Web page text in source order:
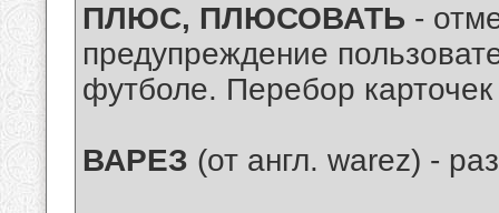
ПЛЮС, ПЛЮСОВАТЬ -
предупреждение
футболе. Перебор
ВАРЕЗ (от англ. warez) -